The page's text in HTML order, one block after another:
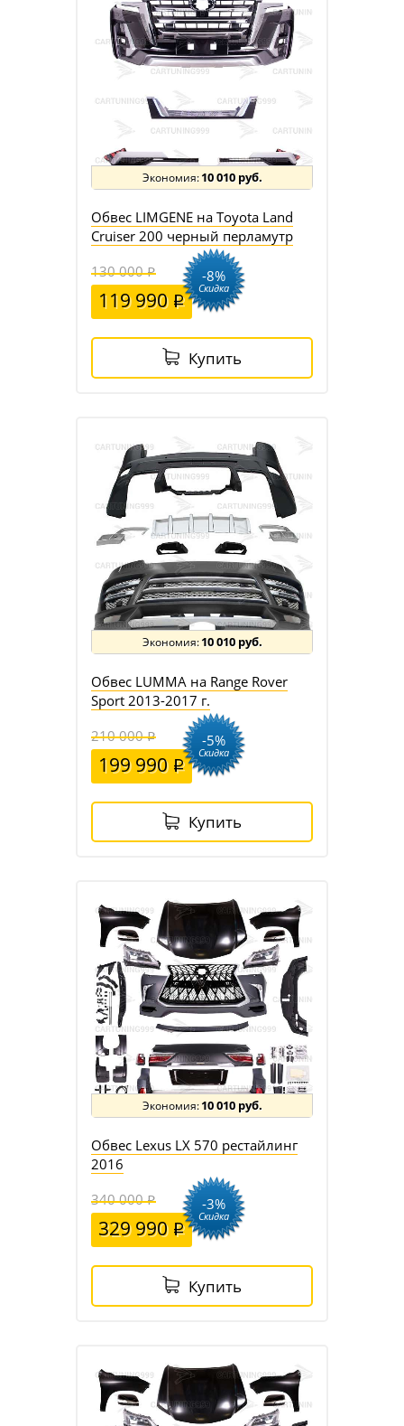
10 010 руб.
Обвес LIMGENE на Toyota Land
Cruiser 200 черный перламутр
130 000
119 990
-8%
Скидка
Купить
10 010 руб.
Обвес LUMMA на Range Rover
Sport 2013-2017 г.
210 000
199 990
-5%
Скидка
Купить
10 010 руб.
Обвес Lexus LX 570 рестайлинг
2016
340 000
329 990
-3%
Скидка
Купить